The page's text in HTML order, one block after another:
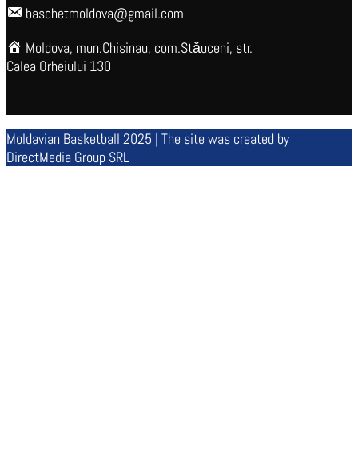
baschetmoldova@gmail.com
Moldova, mun.Chisinau, com.Stăuceni, str.
Calea Orheiului 130
Moldavian Basketball 2025 | The site was created by
DirectMedia Group SRL